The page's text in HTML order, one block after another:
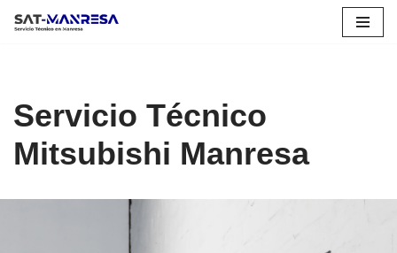
Servicio Técnico
Mitsubishi Manresa